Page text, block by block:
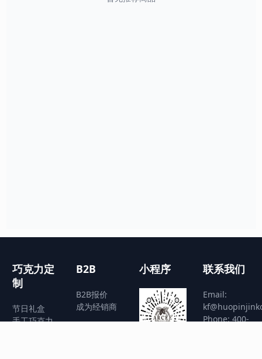
巧克力定
制
节日礼盒
手工巧克力
B2B
B2B报价
成为经销商
小程序 联系我们
Email:
Phone: 400-